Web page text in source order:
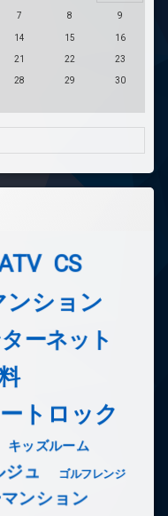
7 8 9
14 15 16
21 22 23
28 29 30
CS
ンション
ーネット
トロック
キッズルーム
ジュ ゴルフレンジ
ンション